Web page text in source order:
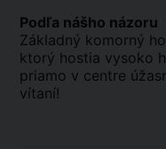
Podľa nášho názoru
Základný komorný
ktorý hostia vysoko
priamo v centre
vítaní!